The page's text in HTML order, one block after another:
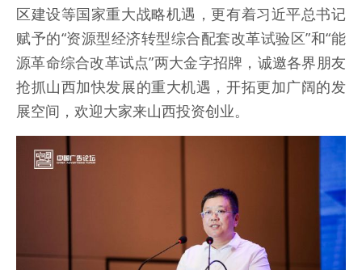
区建设等国家重大战略机遇，更有着习近平总书记
赋予的“资源型经济转型综合配套改革试验区”和“能
源革命综合改革试点”两大金字招牌，诚邀各界朋友
抢抓山西加快发展的重大机遇，开拓更加广阔的发
展空间，欢迎大家来山西投资创业。